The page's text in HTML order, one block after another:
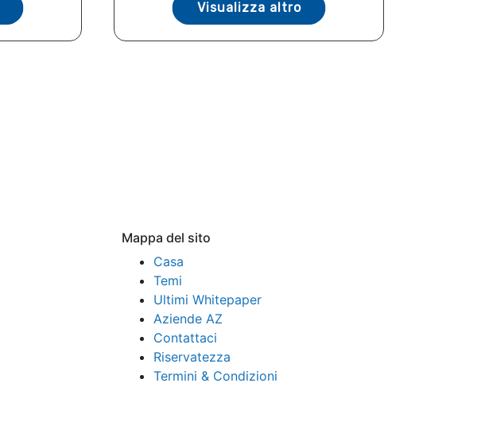
Visualizza altro
Mappa del sito
Casa
Temi
Ultimi Whitepaper
Aziende AZ
Contattaci
Riservatezza
Termini & Condizioni